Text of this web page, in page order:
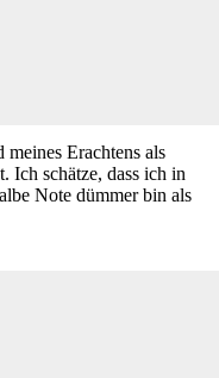
Erachtens als
Ich schätze, dass ich in
Note dümmer bin als